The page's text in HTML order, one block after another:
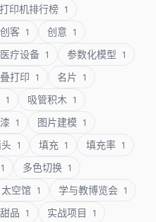
印机排行榜 1
创客 1 创意 1
医疗设备 1 参数化模型 1
打印 1 名片 1
1 吸管积木 1
1 图片建模 1
1 填充 1 填充率 1
1 多色切换 1
太空馆 1 学与教博览会 1
品 1 实战项目 1